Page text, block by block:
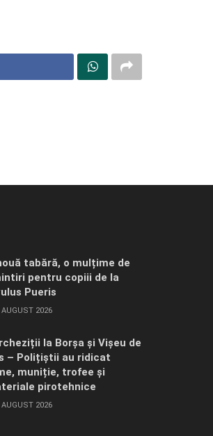
tabără, o mulțime de
pentru copiii de la
Pueris
AUGUST 2026
la Borșa și Vișeu de
– Polițiștii au ridicat
muniție, trofee și
pirotehnice
AUGUST 2026